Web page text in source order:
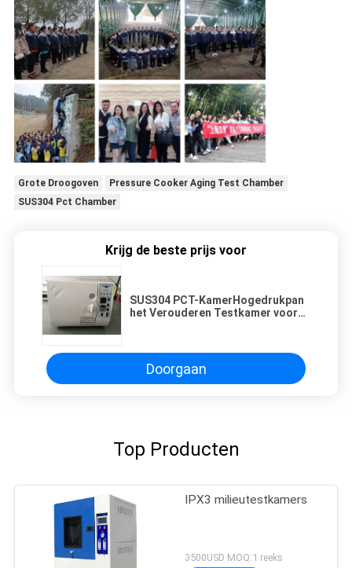
Grote Droogoven
Pressure Cooker Aging Test Chamber
SUS304 Pct Chamber
Krijg de beste prijs voor
SUS304 PCT-KamerHogedrukpan
het Verouderen Testkamer voor
Doorgaan
Top Producten
IPX3 milieutestkamers
3500USD MOQ:1 reeks